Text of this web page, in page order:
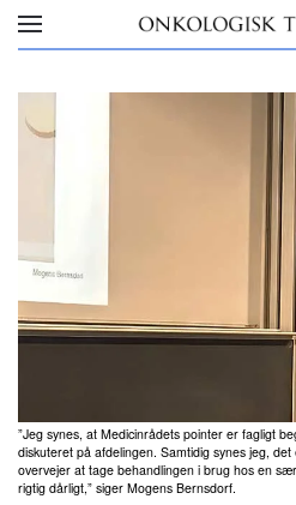
Skip to main content
”Jeg synes, at Medicinrådets pointer er fagligt
diskuteret på afdelingen. Samtidig synes jeg,
overvejer at tage behandlingen i brug hos en
rigtig dårligt,” siger Mogens Bernsdorf.